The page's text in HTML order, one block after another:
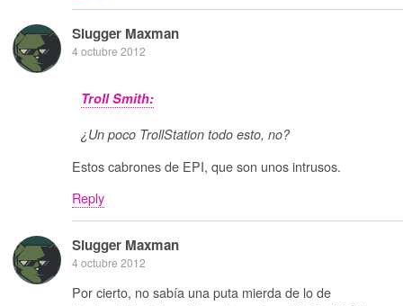
Slugger Maxman
4 octubre 2012
Troll Smith:
¿Un poco TrollStation todo esto, no?
Estos cabrones de EPI, que son unos intrusos.
Reply
Slugger Maxman
4 octubre 2012
Por cierto, no sabía una puta mierda de lo de